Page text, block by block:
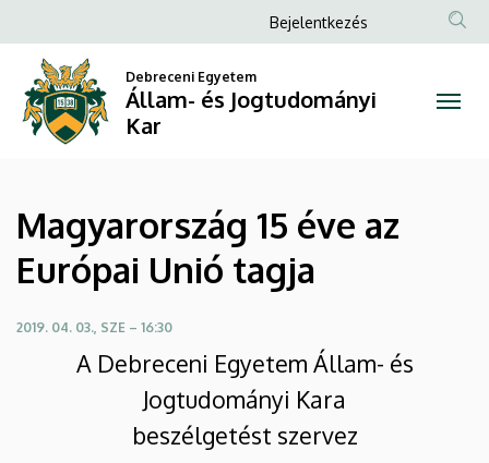
éve
Unió
tagja
Állam-
a
tartalomra
Anonim
fiók
menüje
Bejelentkezés
Debreceni Egyetem
Állam- és Jogtudományi
Kar
Magyarország 15 éve az
Európai Unió tagja
2019. 04. 03., SZE – 16:30
A Debreceni Egyetem Állam- és
Jogtudományi Kara
beszélgetést szervez